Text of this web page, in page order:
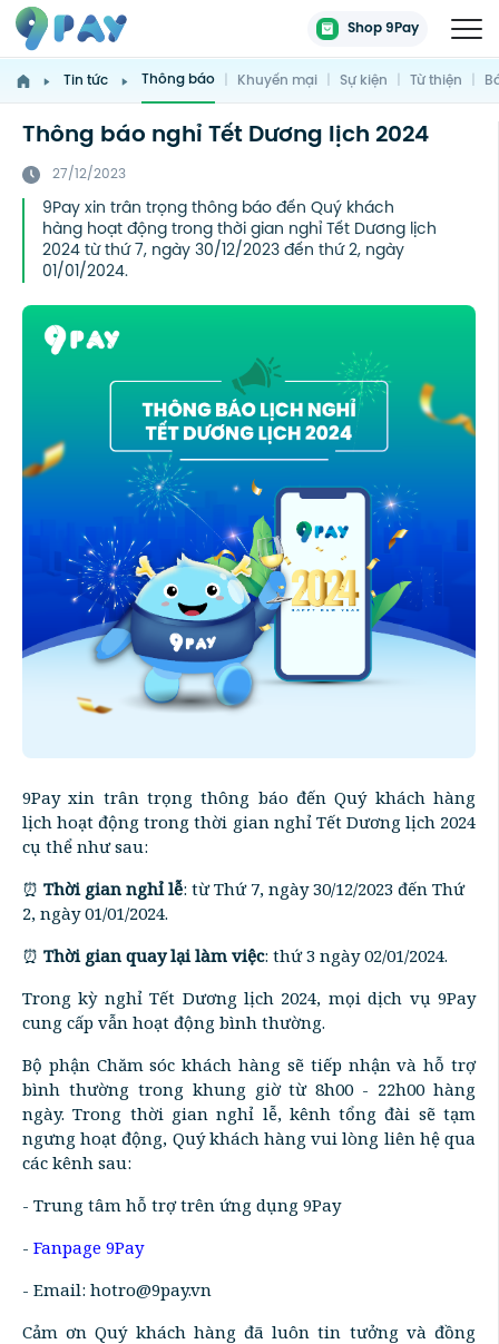
Shop 9Pay
Tin tức Thông báo | Khuyến mại | Sự kiện | Từ thiện |
Thông báo nghỉ Tết Dương lịch 2024
27/12/2023
9Pay xin trân trọng thông báo đến Quý khách
hàng hoạt động trong thời gian nghỉ Tết Dương lịch
2024 từ thứ 7, ngày 30/12/2023 đến thứ 2, ngày
01/01/2024.
9Pay xin trân trọng thông báo đến Quý khách hàng
lịch hoạt động trong thời gian nghỉ Tết Dương lịch 2024
cụ thể như sau:
⏰ Thời gian nghỉ lễ: từ Thứ 7, ngày 30/12/2023 đến Thứ
2, ngày 01/01/2024.
⏰ Thời gian quay lại làm việc: thứ 3 ngày 02/01/2024.
Trong kỳ nghỉ Tết Dương lịch 2024, mọi dịch vụ 9Pay
cung cấp vẫn hoạt động bình thường.
Bộ phận Chăm sóc khách hàng sẽ tiếp nhận và hỗ trợ
bình thường trong khung giờ từ 8h00 - 22h00 hàng
ngày. Trong thời gian nghỉ lễ, kênh tổng đài sẽ tạm
ngưng hoạt động, Quý khách hàng vui lòng liên hệ qua
các kênh sau:
- Trung tâm hỗ trợ trên ứng dụng 9Pay
- Fanpage 9Pay
- Email: hotro@9pay.vn
Cảm ơn Quý khách hàng đã luôn tin tưởng và đồng